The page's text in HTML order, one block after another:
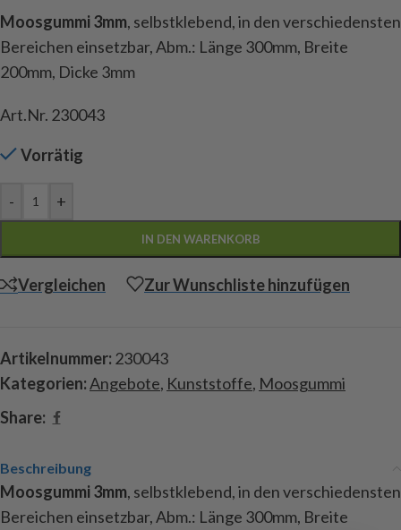
Moosgummi 3mm, selbstklebend, in den verschiedensten
Bereichen einsetzbar, Abm.: Länge 300mm, Breite
200mm, Dicke 3mm
Art.Nr. 230043
Vorrätig
- +
IN DEN WARENKORB
Vergleichen Zur Wunschliste hinzufügen
Artikelnummer: 230043
Kategorien:Angebote, Kunststoffe, Moosgummi
Share:
Beschreibung
Moosgummi 3mm, selbstklebend, in den verschiedensten
Bereichen einsetzbar, Abm.: Länge 300mm, Breite